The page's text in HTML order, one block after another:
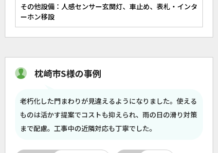
その他設備：人感センサー玄関灯、車止め、表札・インタ
ーホン移設
枕崎市S様の事例
老朽化した門まわりが見違えるようになりました。使える
ものは活かす提案でコストも抑えられ、雨の日の滑り対策
まで配慮。工事中の近隣対応も丁寧でした。